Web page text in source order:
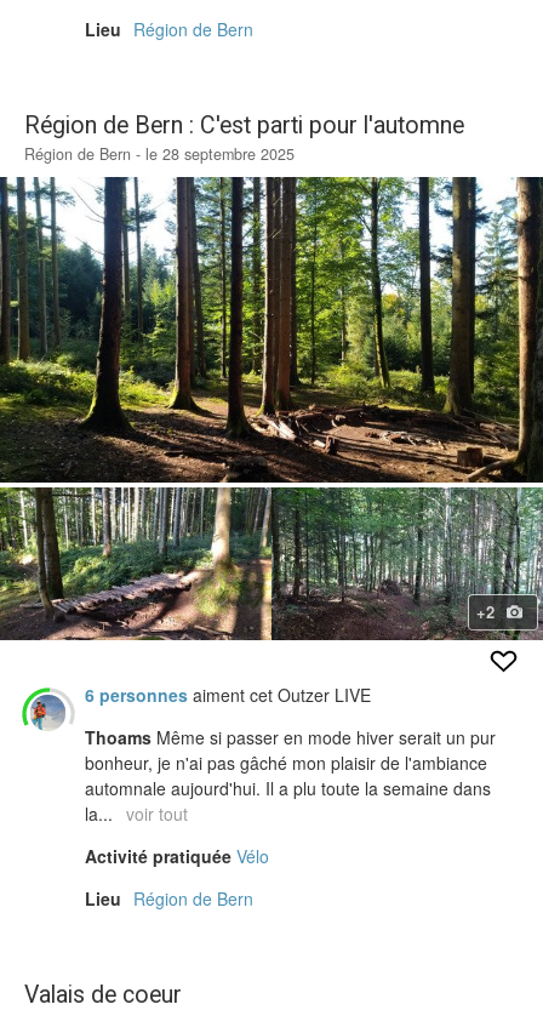
Lieu Région de Bern
Région de Bern : C'est parti pour l'automne
Région de Bern - le 28 septembre 2025
+2
6 personnes aiment cet Outzer LIVE
Thoams Même si passer en mode hiver serait un pur
bonheur, je n'ai pas gâché mon plaisir de l'ambiance
automnale aujourd'hui. Il a plu toute la semaine dans
la... voir tout
Activité pratiquée Vélo
Lieu Région de Bern
Valais de coeur